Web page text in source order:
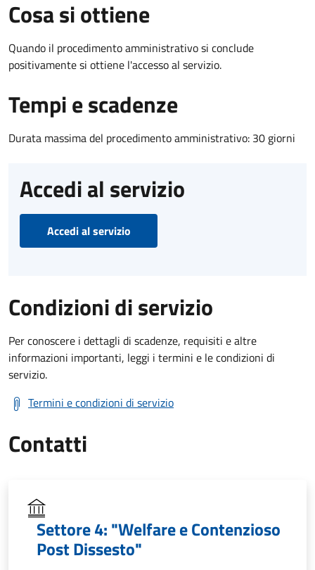
Cosa si ottiene
Quando il procedimento amministrativo si conclude
positivamente si ottiene l'accesso al servizio.
Tempi e scadenze
Durata massima del procedimento amministrativo: 30 giorni
Accedi al servizio
Accedi al servizio
Condizioni di servizio
Per conoscere i dettagli di scadenze, requisiti e altre
informazioni importanti, leggi i termini e le condizioni di
servizio.
Termini e condizioni di servizio
Contatti
Settore 4: "Welfare e Contenzioso
Post Dissesto"